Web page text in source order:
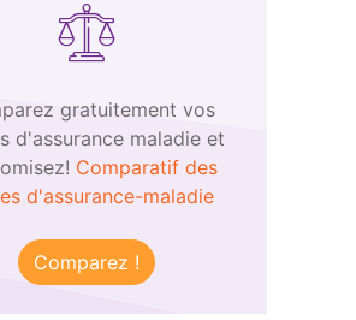
gratuitement vos
d'assurance maladie et
Comparatif des
d'assurance-maladie
Comparez !